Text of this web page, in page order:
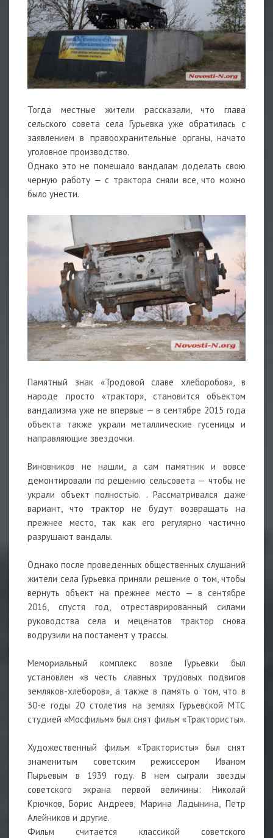
Тогда местные жители рассказали, что глава
сельского совета села Гурьевка уже обратилась с
заявлением в правоохранительные органы, начато
уголовное производство.
Однако это не помешало вандалам доделать свою
черную работу — с трактора сняли все, что можно
было унести.
Памятный знак «Тродовой славе хлеборобов», в
народе просто «трактор», становится объектом
вандализма уже не впервые — в сентябре 2015 года
объекта также украли металлические гусеницы и
направляющие звездочки.
Виновников не нашли, а сам памятник и вовсе
демонтировали по решению сельсовета — чтобы не
украли объект полностью. . Рассматривался даже
вариант, что трактор не будут возвращать на
прежнее место, так как его регулярно частично
разрушают вандалы.
Однако после проведенных общественных слушаний
жители села Гурьевка приняли решение о том, чтобы
вернуть объект на прежнее место — в сентябре
2016, спустя год, отреставрированный силами
руководства села и меценатов трактор снова
водрузили на постамент у трассы.
Мемориальный комплекс возле Гурьевки был
установлен «в честь славных трудовых подвигов
земляков-хлеборов», а также в память о том, что в
30-е годы 20 столетия на землях Гурьевской МТС
студией «Мосфильм» был снят фильм «Трактористы».
Художественный фильм «Трактористы» был снят
знаменитым советским режиссером Иваном
Пырьевым в 1939 году. В нем сыграли звезды
советского экрана первой величины: Николай
Крючков, Борис Андреев, Марина Ладынина, Петр
Алейников и другие.
Фильм считается классикой советского